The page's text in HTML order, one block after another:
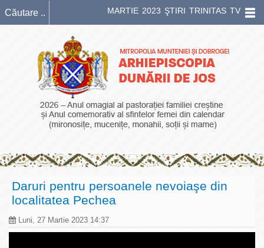
MARTIE 2023 ŞTIRI TRINITAS TV
Daruri pentru persoanele nevoiaşe din
localitatea Pechea
Luni, 27 Martie 2023 14:37